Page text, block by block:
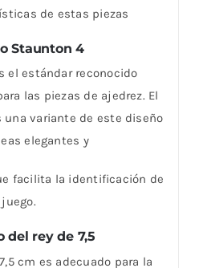
de estas piezas
Staunton 4
el estándar reconocido
las piezas de ajedrez. El
una variante de este diseño
elegantes y
facilita la identificación de
del rey de 7,5
cm es adecuado para la